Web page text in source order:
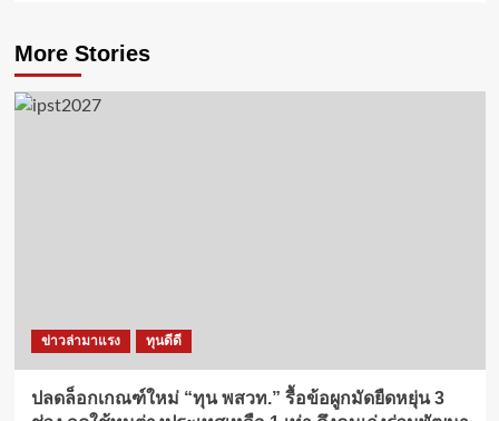
More Stories
ข่าวล่ามาแรง ทุนดีดี
ปลดล็อกเกณฑ์ใหม่ “ทุน พสวท.” รื้อข้อผูกมัดยืดหยุ่น 3